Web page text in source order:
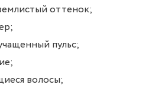
оттенок;
пульс;
волосы;